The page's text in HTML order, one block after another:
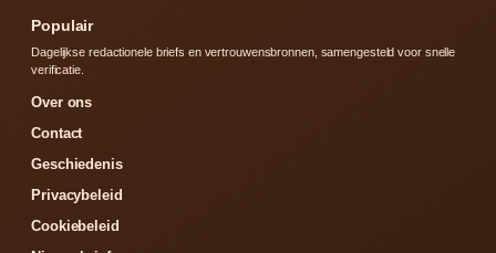
Populair
Dagelijkse redactionele briefs en vertrouwensbronnen, samengesteld voor snelle
verificatie.
Over ons
Contact
Geschiedenis
Privacybeleid
Cookiebeleid